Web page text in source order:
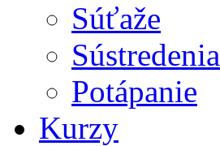
Súťaže
Sústredenia
Potápanie
Kurzy